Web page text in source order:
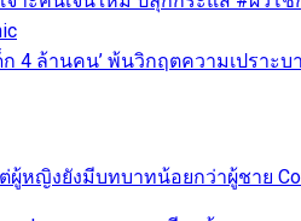
4 ล้านคน’ พ้นวิกฤตความเปรา
ผู้หญิงยังมีบทบาทน้อยกว่าผู้ชาย